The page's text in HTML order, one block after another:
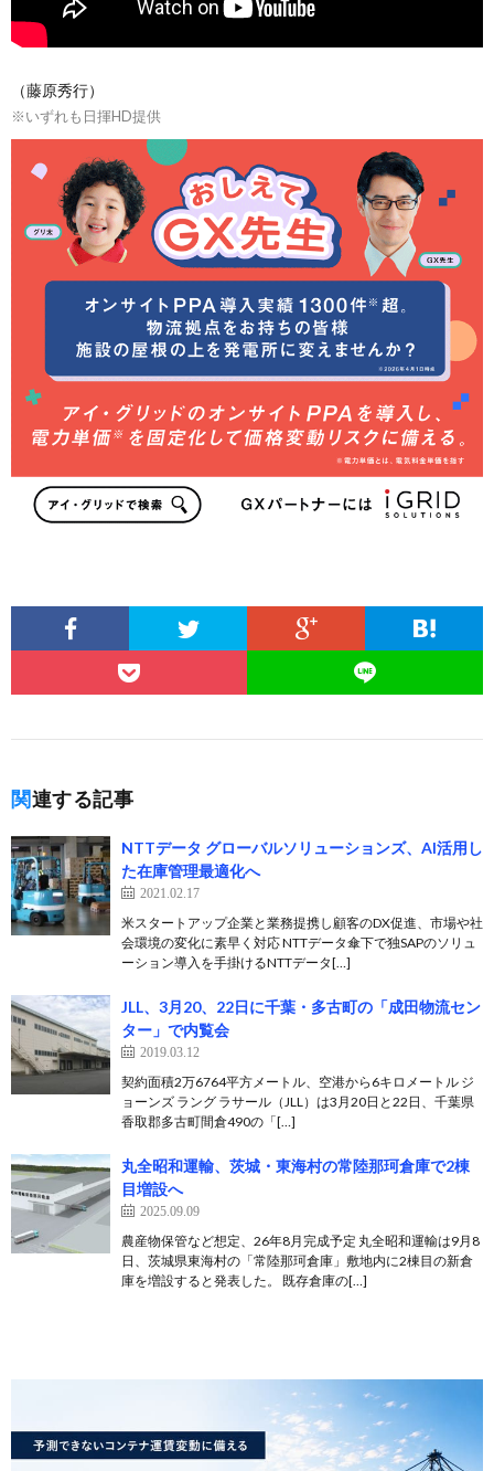
（藤原秀行）
※いずれも日揮HD提供
関連する記事
NTTデータ グローバルソリューションズ、AI活用し
た在庫管理最適化へ
2021.02.17
米スタートアップ企業と業務提携し顧客のDX促進、市場や社
会環境の変化に素早く対応 NTTデータ傘下で独SAPのソリュ
ーション導入を手掛けるNTTデータ[…]
JLL、3月20、22日に千葉・多古町の「成田物流セン
ター」で内覧会
2019.03.12
契約面積2万6764平方メートル、空港から6キロメートル ジ
ョーンズ ラング ラサール（JLL）は3月20日と22日、千葉県
香取郡多古町間倉490の「[…]
丸全昭和運輸、茨城・東海村の常陸那珂倉庫で2棟
目増設へ
2025.09.09
農産物保管など想定、26年8月完成予定 丸全昭和運輸は9月8
日、茨城県東海村の「常陸那珂倉庫」敷地内に2棟目の新倉
庫を増設すると発表した。 既存倉庫の[…]